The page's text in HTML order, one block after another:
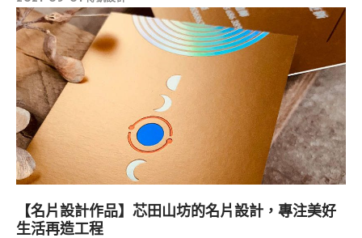
【名片設計作品】芯田山坊的名片設計，專注美好
生活再造工程